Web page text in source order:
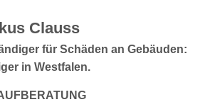
Clauss
für Schäden an Gebäuden:
in Westfalen.